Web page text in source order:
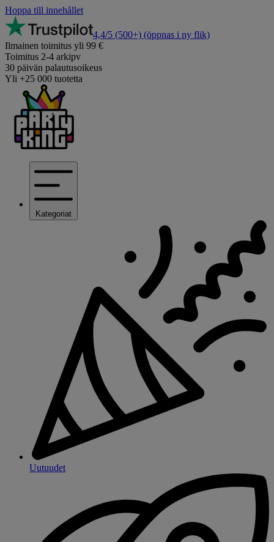
Hoppa till innehållet
4,4/5 (500+) (öppnas i ny flik)
Ilmainen toimitus yli 99 €
Toimitus 2-4 arkipv
30 päivän palautusoikeus
Yli +25 000 tuotetta
Kategoriat
Uutuudet